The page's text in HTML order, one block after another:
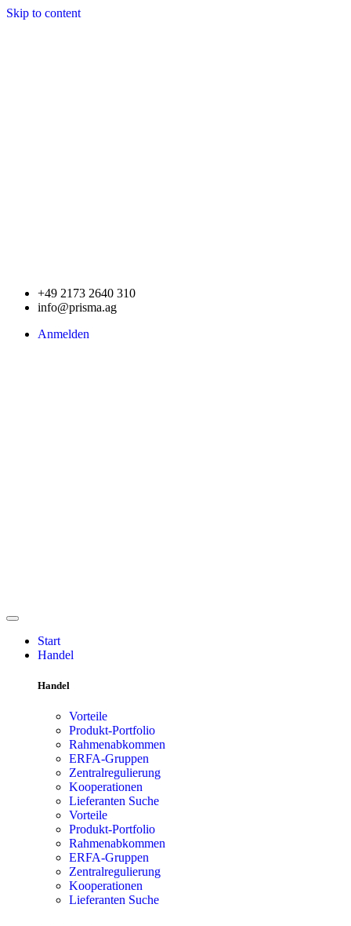
Skip to content
+49 2173 2640 310
info@prisma.ag
Anmelden
Start
Handel
Handel
Vorteile
Produkt-Portfolio
Rahmenabkommen
ERFA-Gruppen
Zentralregulierung
Kooperationen
Lieferanten Suche
Vorteile
Produkt-Portfolio
Rahmenabkommen
ERFA-Gruppen
Zentralregulierung
Kooperationen
Lieferanten Suche